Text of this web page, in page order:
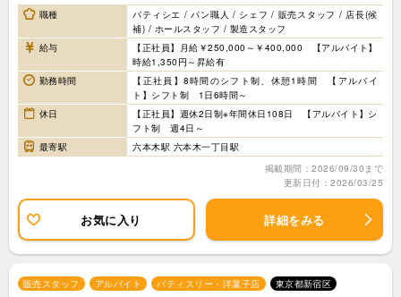
職種
パティシエ / パン職人 / シェフ / 販売スタッフ / 店長(候
補) / ホールスタッフ / 製造スタッフ
給与
【正社員】月給￥250,000～￥400,000 【アルバイト】
時給1,350円～昇給有
勤務時間
【正社員】8時間のシフト制、休憩1時間 【アルバイ
ト】シフト制 1日6時間～
休日
【正社員】週休2日制※年間休日108日 【アルバイト】シ
フト制 週4日～
最寄駅
六本木駅 六本木一丁目駅
掲載期間：2026/09/30まで
更新日付：2026/03/25
お気に入り 詳細をみる
販売スタッフ アルバイト パティスリー・洋菓子店 東京都新宿区